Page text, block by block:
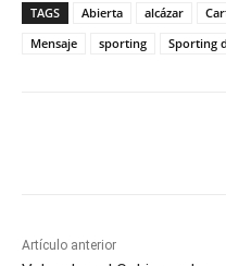
TAGS Abierta alcázar
Mensaje
sporting Sporting
Artículo anterior